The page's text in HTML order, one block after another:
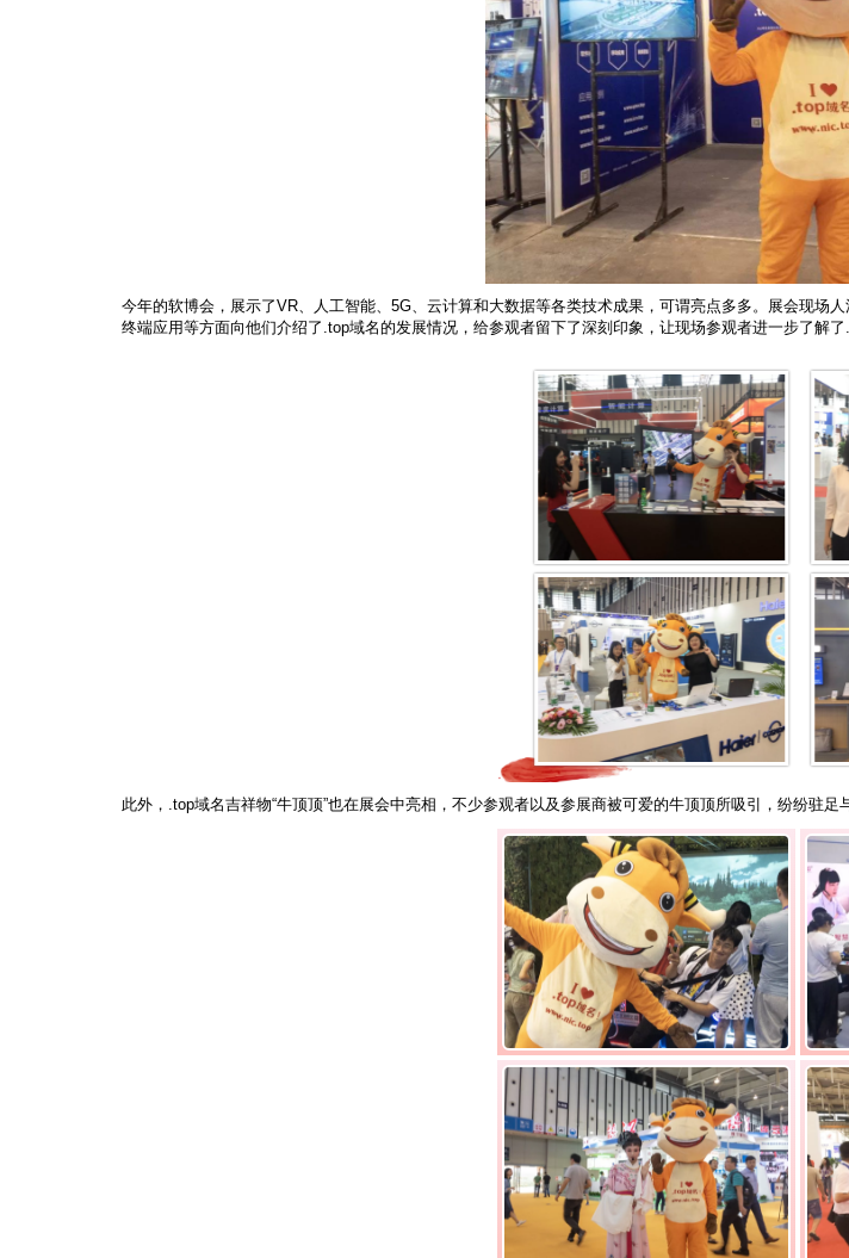
今年的软博会，展示了VR、人工智能、5G、云计算和大数据等各类技术成果，可谓亮点多多。展会现场
终端应用等方面向他们介绍了.top域名的发展情况，给参观者留下了深刻印象，让现场参观者进一步了解了
此外，.top域名吉祥物“牛顶顶”也在展会中亮相，不少参观者以及参展商被可爱的牛顶顶所吸引，纷纷驻